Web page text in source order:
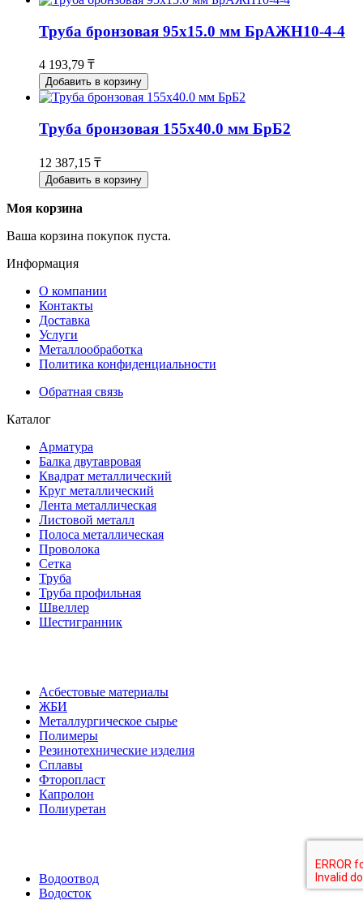
Труба бронзовая 95х15.0 мм БрАЖН10-4-4
4 193,79 ₸
Добавить в корзину
Труба бронзовая 155х40.0 мм БрБ2
12 387,15 ₸
Добавить в корзину
Моя корзина
Ваша корзина покупок пуста.
Информация
О компании
Контакты
Доставка
Услуги
Металлообработка
Политика конфиденциальности
Обратная связь
Каталог
Арматура
Балка двутавровая
Квадрат металлический
Круг металлический
Лента металлическая
Листовой металл
Полоса металлическая
Проволока
Сетка
Труба
Труба профильная
Швеллер
Шестигранник
Асбестовые материалы
ЖБИ
Металлургическое сырье
Полимеры
Резинотехнические изделия
Сплавы
Фторопласт
Капролон
Полиуретан
Водоотвод
Водосток